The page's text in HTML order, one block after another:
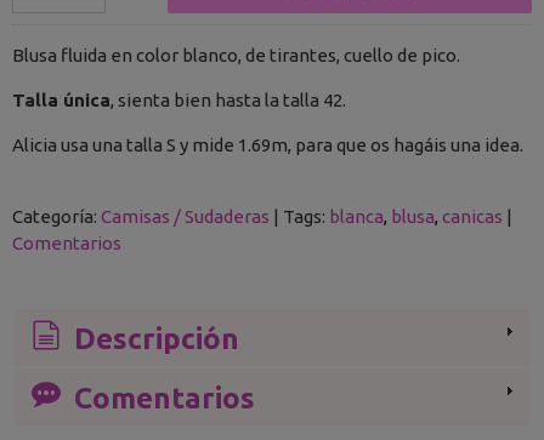
Blusa fluida en color blanco, de tirantes, cuello de pico.
Talla única, sienta bien hasta la talla 42.
Alicia usa una talla S y mide 1.69m, para que os hagáis una idea.
Categoría: Camisas / Sudaderas | Tags: blanca blusa canicas |
Comentarios
Descripción
Comentarios